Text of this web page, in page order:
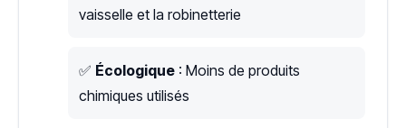
vaisselle et la robinetterie
✅ Écologique : Moins de produits
chimiques utilisés